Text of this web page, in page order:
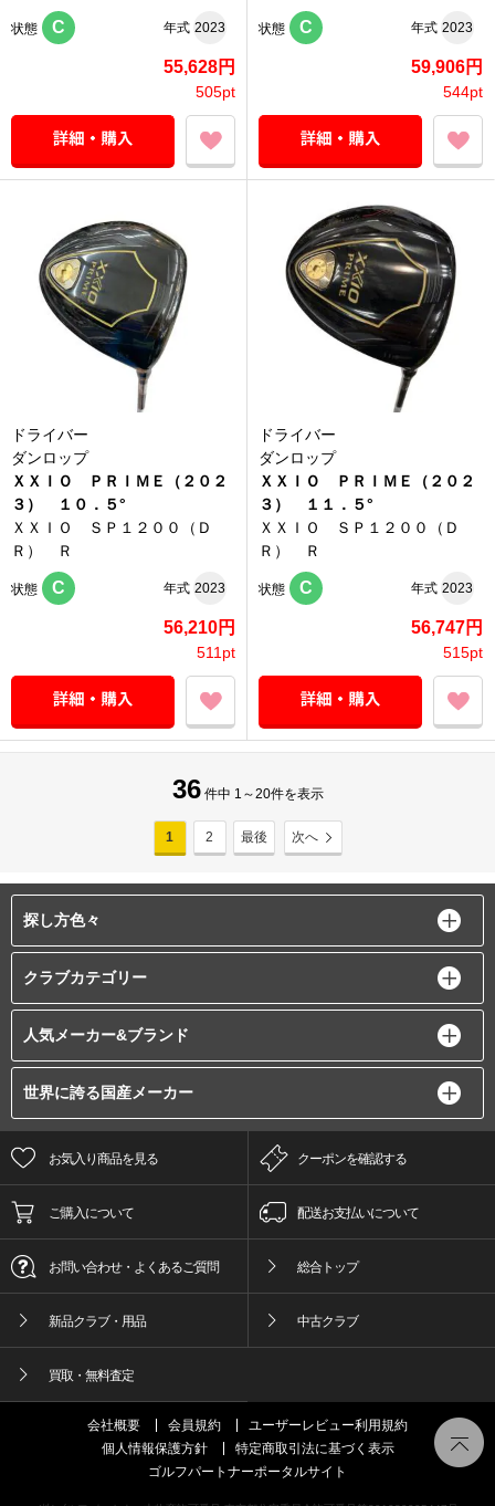
状態 C 年式 2023
55,628円
505pt
状態 C 年式 2023
59,906円
544pt
ドライバー
ダンロップ
ＸＸＩＯ ＰＲＩＭＥ（２０２
３） １０．５°
ＸＸＩＯ ＳＰ１２００（Ｄ
Ｒ） Ｒ
状態 C 年式 2023
56,210円
511pt
ドライバー
ダンロップ
ＸＸＩＯ ＰＲＩＭＥ（２０２
３） １１．５°
ＸＸＩＯ ＳＰ１２００（Ｄ
Ｒ） Ｒ
状態 C 年式 2023
56,747円
515pt
36 件中 1～20件を表示
1 2 最後 次へ
探し方色々
クラブカテゴリー
人気メーカー&ブランド
世界に誇る国産メーカー
お気入り商品を見る クーポンを確認する
ご購入について 配送お支払いについて
お問い合わせ・よくあるご質問 総合トップ
新品クラブ・用品 中古クラブ
買取・無料査定
会社概要 会員規約
ユーザーレビュー利用規約
個人情報保護方針
特定商取引法に基づく表示
ゴルフパートナーポータルサイト